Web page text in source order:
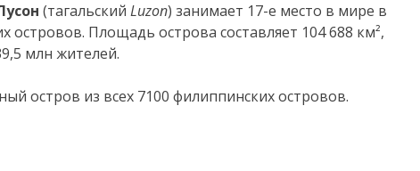
(тагальский Luzon) занимает 17-е место в мире в
островов. Площадь острова составляет 104 688 км²,
млн жителей.
остров из всех 7100 филиппинских островов.